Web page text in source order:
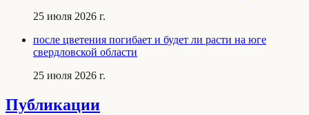
25 июля 2026 г.
после цветения погибает и будет ли расти на юге
свердловской области
25 июля 2026 г.
Публикации